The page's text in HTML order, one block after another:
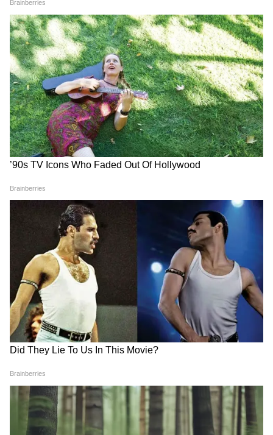
पर सवाल उठाए। उन्होंने सोमवार को RG कर अस्पताल
रेप और मर्डर केस को लेकर राज्य सरकार और पार्टी की
आलोचना की। रॉय का कहना था कि राज्य का नेतृत्व
जमीनी हकीकत से पूरी तरह कट चुका है और लोगों की
वास्तविक समस्याओं को समझने में असफल रहा है।
TMC में जारी यह राजनीतिक संकट फिलहाल थमता
नजर नहीं आ रहा है। लगातार हो रहे इस्तीफे, विधायकों
की बगावत और वरिष्ठ नेताओं की नाराजगी ने ममता
बनर्जी और उनकी पार्टी के सामने बड़ी चुनौती खड़ी कर दी
है।